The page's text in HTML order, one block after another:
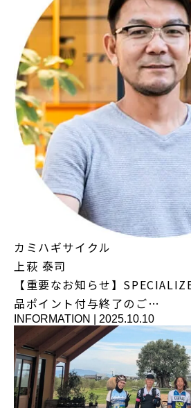
カミハギサイクル
上萩 泰司
【重要なお知らせ】
品ポイント付与終了のご…
INFORMATION 2025.10.10